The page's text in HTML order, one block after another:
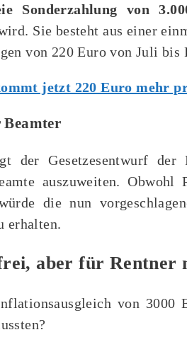
Sonderzahlung von
Sie besteht aus einer
von 220 Euro von Juli bis
jetzt 220 Euro mehr
der Gesetzesentwurf
auszuweiten. Obwohl
die nun
erhalten.
aber für Rentner
von 3000